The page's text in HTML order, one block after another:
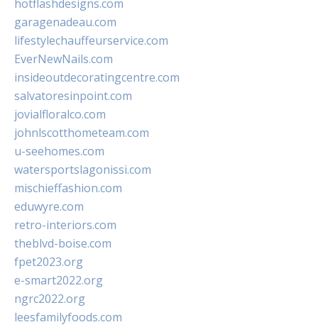
hotflashdesigns.com
garagenadeau.com
lifestylechauffeurservice.com
EverNewNails.com
insideoutdecoratingcentre.com
salvatoresinpoint.com
jovialfloralco.com
johnlscotthometeam.com
u-seehomes.com
watersportslagonissi.com
mischieffashion.com
eduwyre.com
retro-interiors.com
theblvd-boise.com
fpet2023.org
e-smart2022.org
ngrc2022.org
leesfamilyfoods.com